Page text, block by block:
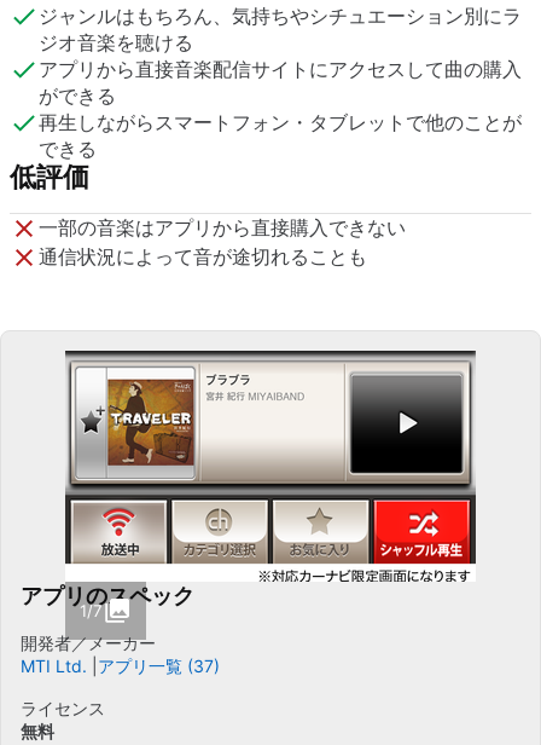
ジャンルはもちろん、気持ちやシチュエーション別にラ
ジオ音楽を聴ける
アプリから直接音楽配信サイトにアクセスして曲の購入
ができる
再生しながらスマートフォン・タブレットで他のことが
できる
低評価
一部の音楽はアプリから直接購入できない
通信状況によって音が途切れることも
1/7
アプリのスペック
開発者／メーカー
MTI Ltd.
アプリ一覧 (37)
ライセンス
無料